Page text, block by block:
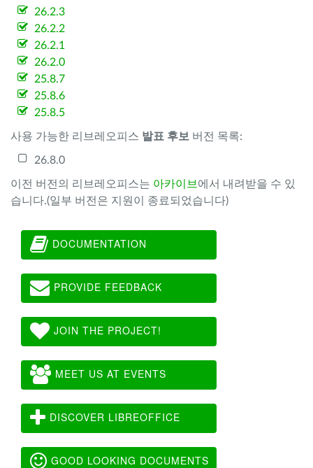
26.2.3
26.2.2
26.2.1
26.2.0
25.8.7
25.8.6
25.8.5
사용 가능한 리브레오피스 발표 후보 버전 목록:
26.8.0
이전 버전의 리브레오피스는 아카이브 에서 내려받을 수 있
습니다.(일부 버전은 지원이 종료되었습니다)
DOCUMENTATION
PROVIDE FEEDBACK
JOIN THE PROJECT!
MEET US AT EVENTS
DISCOVER LIBREOFFICE
GOOD LOOKING DOCUMENTS